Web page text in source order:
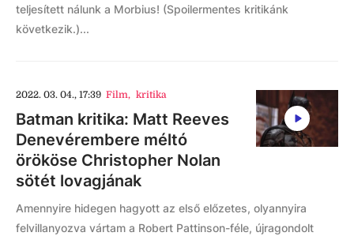
teljesített nálunk a Morbius! (Spoilermentes kritikánk
következik.)...
2022. 03. 04., 17:39 Film, kritika
Batman kritika: Matt Reeves
Denevérembere méltó
örököse Christopher Nolan
sötét lovagjának
Amennyire hidegen hagyott az első előzetes, olyannyira
felvillanyozva vártam a Robert Pattinson-féle, újragondolt